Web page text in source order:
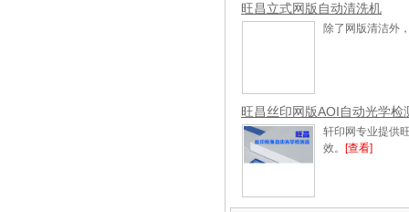
旺昌立式网版自动清洗机
除了网版清洁外
旺昌丝印网版AOI自动光学检
轩印网专业提供
效。 [查看]